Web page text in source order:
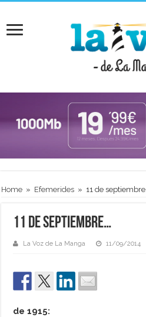
Home » Efemerides » 11 de septiembre…
11 de septiembre…
La Voz de La Manga 11/09/2014
de 1915: